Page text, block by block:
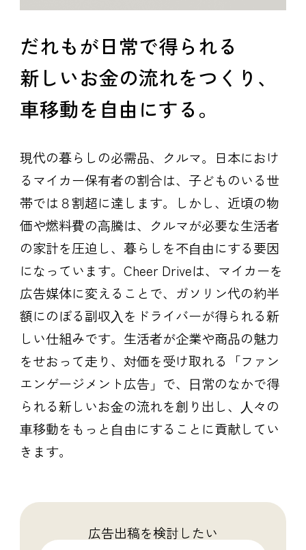
だれもが日常で得られる
新しいお金の流れをつくり、
車移動を自由にする。
現代の暮らしの必需品、クルマ。日本におけ
るマイカー保有者の割合は、子どものいる世
帯では８割超に達します。しかし、近頃の物
価や燃料費の⾼騰は、クルマが必要な生活者
の家計を圧迫し、暮らしを不⾃由にする要因
になっています。Cheer Driveは、マイカーを
広告媒体に変えることで、ガソリン代の約半
額にのぼる副収⼊をドライバーが得られる新
しい仕組みです。生活者が企業や商品の魅力
をせおって走り、対価を受け取れる「ファン
エンゲージメント広告」で、⽇常のなかで得
られる新しいお⾦の流れを創り出し、⼈々の
⾞移動をもっと⾃由にすることに貢献してい
きます。
広告出稿を検討したい